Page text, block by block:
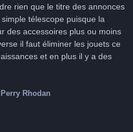
rien que le titre des annonces
télescope puisque la
des accessoires plus ou moins
il faut éliminer les jouets ce
et en plus il y a des
Rhodan